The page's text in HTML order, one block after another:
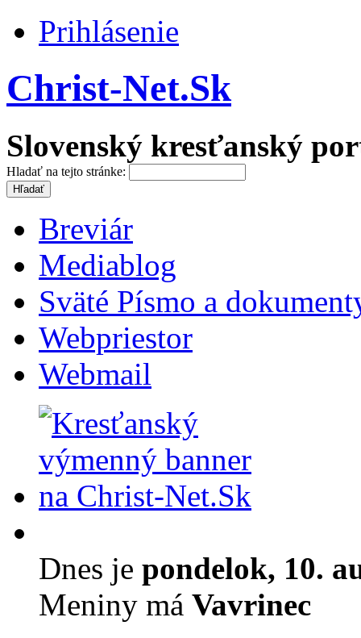
Prihlásenie
Christ-Net.Sk
Slovenský kresťanský
Hladať na tejto stránke:
Breviár
Mediablog
Sväté Písmo a
Webpriestor
Webmail
Dnes je pondelok, 10.
Meniny má Vavrinec